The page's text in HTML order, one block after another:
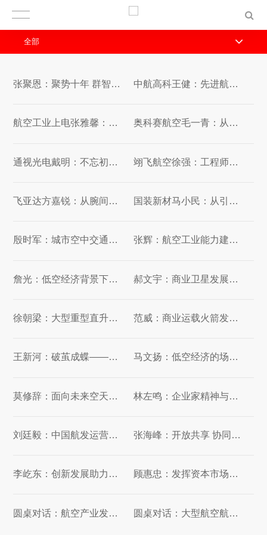
张聚恩：聚势十年 群智涌现 为航空强国而奋斗 中航高科王健：先进航空复合材料企业产业链协同及管理实践
​航空工业上电张雅馨：系统变革、价值重构：一家军工央企的管理进化论 奥科赛航空毛一青：从梦想到天空——中国航空创业的挑战与突破
通视光电戴明：不忘初心 砥砺前行 翊飞航空徐强：工程师到企业家成长路上的思考
飞亚达方嘉锐：从腕间方寸到空天传动——飞亚达转型发展之路 国装新材马小民：从引燃到自燃——氧化铝连续纤维技术突破赋能航空OX-CMC陶瓷基复合材料快速发展之路
殷时军：城市空中交通促进低空经济高质量发展 张辉：航空工业能力建设的回顾与展望
詹光：低空经济背景下大型货运无人机发展的一点思考 郝文宇：商业卫星发展态势及投资展望
徐朝梁：大型重型直升机在低空经济领域的多元价值与贡献 范威：商业运载火箭发展态势及未来展望
王新河：破茧成蝶——中国商业航天的现状和未来发展 马文扬：低空经济的场景实验与未来展望
莫修辞：面向未来空天应用的雷达技术发展展望 林左鸣：企业家精神与大变局
刘廷毅：中国航发运营管理体系探索与实践 张海峰：开放共享 协同融合 太空经济新业态与航天产业体系新发展
李屹东：创新发展助力翼龙腾飞 顾惠忠：发挥资本市场作用，促进航空工业发展
圆桌对话：航空产业发展与机遇 | 企业家年会实录 圆桌对话：大型航空航天企业管理的心得体会 | 企业家年会实录
全部